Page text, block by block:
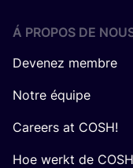
Á PROPOS DE
Devenez membre
Notre équipe
Careers at COSH!
Hoe werkt de